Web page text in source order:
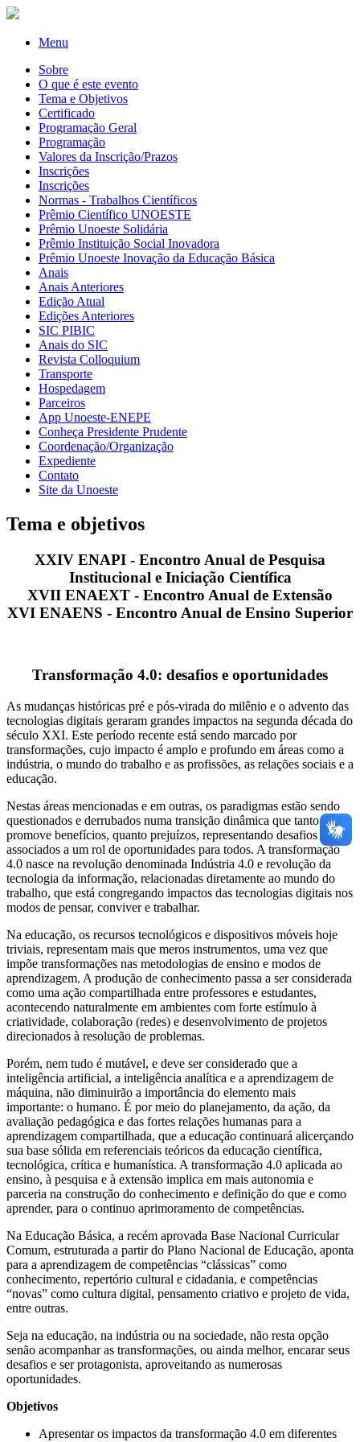
Menu
Sobre
O que é este evento
Tema e Objetivos
Certificado
Programação Geral
Programação
Valores da Inscrição/Prazos
Inscrições
Inscrições
Normas - Trabalhos Científicos
Prêmio Científico UNOESTE
Prêmio Unoeste Solidária
Prêmio Instituição Social Inovadora
Prêmio Unoeste Inovação da Educação Básica
Anais
Anais Anteriores
Edição Atual
Edições Anteriores
SIC PIBIC
Anais do SIC
Revista Colloquium
Transporte
Hospedagem
Parceiros
App Unoeste-ENEPE
Conheça Presidente Prudente
Coordenação/Organização
Expediente
Contato
Site da Unoeste
Tema e objetivos
XXIV ENAPI - Encontro Anual de Pesquisa
Institucional e Iniciação Científica
XVII ENAEXT - Encontro Anual de Extensão
XVI ENAENS - Encontro Anual de Ensino Superior
Transformação 4.0: desafios e oportunidades
As mudanças históricas pré e pós-virada do milênio e o advento das
tecnologias digitais geraram grandes impactos na segunda década do
século XXI. Este período recente está sendo marcado por
transformações, cujo impacto é amplo e profundo em áreas como a
indústria, o mundo do trabalho e as profissões, as relações sociais e a
educação.
Nestas áreas mencionadas e em outras, os paradigmas estão sendo
questionados e derrubados numa transição dinâmica que tanto
promove benefícios, quanto prejuízos, representando desafios
associados a um rol de oportunidades para todos. A transformação
4.0 nasce na revolução denominada Indústria 4.0 e revolução da
tecnologia da informação, relacionadas diretamente ao mundo do
trabalho, que está congregando impactos das tecnologias digitais nos
modos de pensar, conviver e trabalhar.
Na educação, os recursos tecnológicos e dispositivos móveis hoje
triviais, representam mais que meros instrumentos, uma vez que
impõe transformações nas metodologias de ensino e modos de
aprendizagem. A produção de conhecimento passa a ser considerada
como uma ação compartilhada entre professores e estudantes,
acontecendo naturalmente em ambientes com forte estímulo à
criatividade, colaboração (redes) e desenvolvimento de projetos
direcionados à resolução de problemas.
Porém, nem tudo é mutável, e deve ser considerado que a
inteligência artificial, a inteligência analítica e a aprendizagem de
máquina, não diminuirão a importância do elemento mais
importante: o humano. É por meio do planejamento, da ação, da
avaliação pedagógica e das fortes relações humanas para a
aprendizagem compartilhada, que a educação continuará alicerçando
sua base sólida em referenciais teóricos da educação científica,
tecnológica, crítica e humanística. A transformação 4.0 aplicada ao
ensino, à pesquisa e à extensão implica em mais autonomia e
parceria na construção do conhecimento e definição do que e como
aprender, para o continuo aprimoramento de competências.
Na Educação Básica, a recém aprovada Base Nacional Curricular
Comum, estruturada a partir do Plano Nacional de Educação, aponta
para a aprendizagem de competências “clássicas” como
conhecimento, repertório cultural e cidadania, e competências
“novas” como cultura digital, pensamento criativo e projeto de vida,
entre outras.
Seja na educação, na indústria ou na sociedade, não resta opção
senão acompanhar as transformações, ou ainda melhor, encarar seus
desafios e ser protagonista, aproveitando as numerosas
oportunidades.
Objetivos
Apresentar os impactos da transformação 4.0 em diferentes